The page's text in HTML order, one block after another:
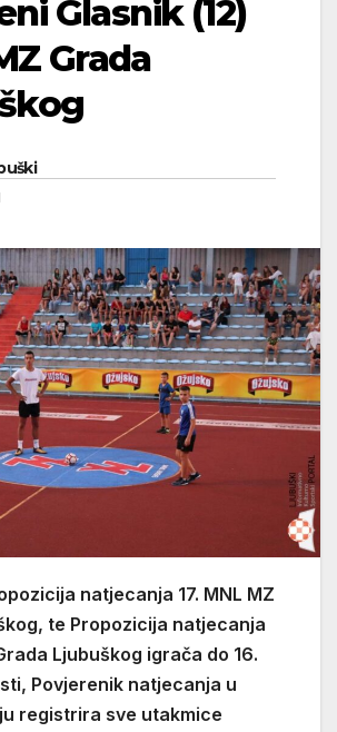
Glasnik (12)
Grada
natjecanja 17. MNL MZ
te Propozicija natjecanja
Ljubuškog igrača do 16.
Povjerenik natjecanja u
registrira sve utakmice